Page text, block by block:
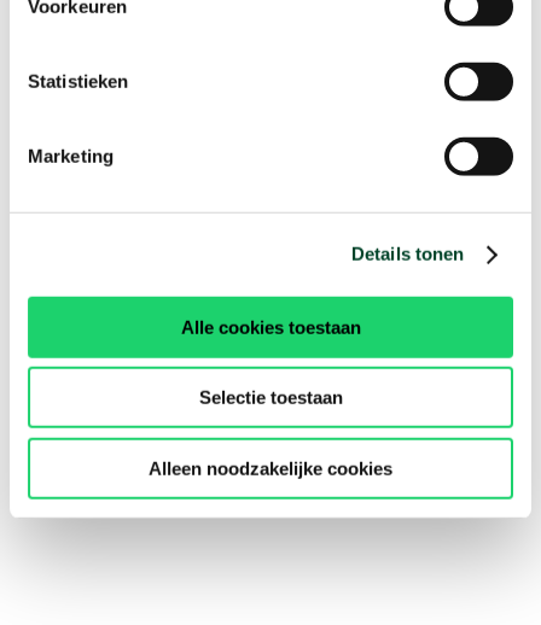
Voorkeuren
Statistieken
Marketing
Details tonen
Alle cookies toestaan
Selectie toestaan
Alleen noodzakelijke cookies